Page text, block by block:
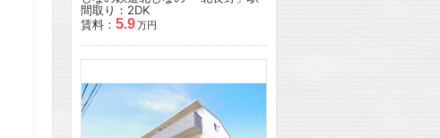
間取り：2DK
賃料： 5.9万円